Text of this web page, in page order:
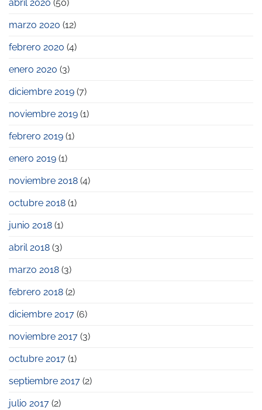
abril 2020 (50)
marzo 2020 (12)
febrero 2020 (4)
enero 2020 (3)
diciembre 2019 (7)
noviembre 2019 (1)
febrero 2019 (1)
enero 2019 (1)
noviembre 2018 (4)
octubre 2018 (1)
junio 2018 (1)
abril 2018 (3)
marzo 2018 (3)
febrero 2018 (2)
diciembre 2017 (6)
noviembre 2017 (3)
octubre 2017 (1)
septiembre 2017 (2)
julio 2017 (2)